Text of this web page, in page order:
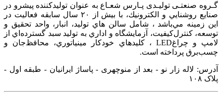
گـروه صنعتـی تولیـدی پـارس شعـاع به عنوان توليدكننده پيشرو در
صنايع روشنايي و الكترونيك، با بيش از ۲۰ سال سابقه فعاليت در
اين زمينه‌ مي‌باشد ، شامل سالن هاي توليد، انبار، واحد تحقيق و
توسعه، كنترل‌كيفيت، آزمايشگاه و اداري به توليد سبد گسترده‌اي از
لامپ و چراغ‌LED ، كليدهاي خودكار مينياتوري، محافظ‌جان و
چسب‌برق پرداخته است.
آدرس: لاله زار نو - بعد از منوچهری - پاساژ ایرانیان - طبقه اول -
پلاک ۱۰۸